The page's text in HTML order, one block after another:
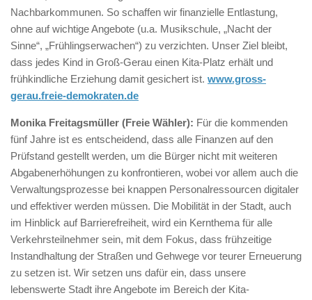
Nachbarkommunen. So schaffen wir finanzielle Entlastung,
ohne auf wichtige Angebote (u.a. Musikschule, „Nacht der
Sinne“, „Frühlingserwachen“) zu verzichten. Unser Ziel bleibt,
dass jedes Kind in Groß-Gerau einen Kita-Platz erhält und
frühkindliche Erziehung damit gesichert ist. www.gross-
gerau.freie-demokraten.de
Monika Freitagsmüller (Freie Wähler): Für die kommenden
fünf Jahre ist es entscheidend, dass alle Finanzen auf den
Prüfstand gestellt werden, um die Bürger nicht mit weiteren
Abgabenerhöhungen zu konfrontieren, wobei vor allem auch die
Verwaltungsprozesse bei knappen Personalressourcen digitaler
und effektiver werden müssen. Die Mobilität in der Stadt, auch
im Hinblick auf Barrierefreiheit, wird ein Kernthema für alle
Verkehrsteilnehmer sein, mit dem Fokus, dass frühzeitige
Instandhaltung der Straßen und Gehwege vor teurer Erneuerung
zu setzen ist. Wir setzen uns dafür ein, dass unsere
lebenswerte Stadt ihre Angebote im Bereich der Kita-